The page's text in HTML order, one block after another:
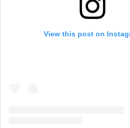
View this post on